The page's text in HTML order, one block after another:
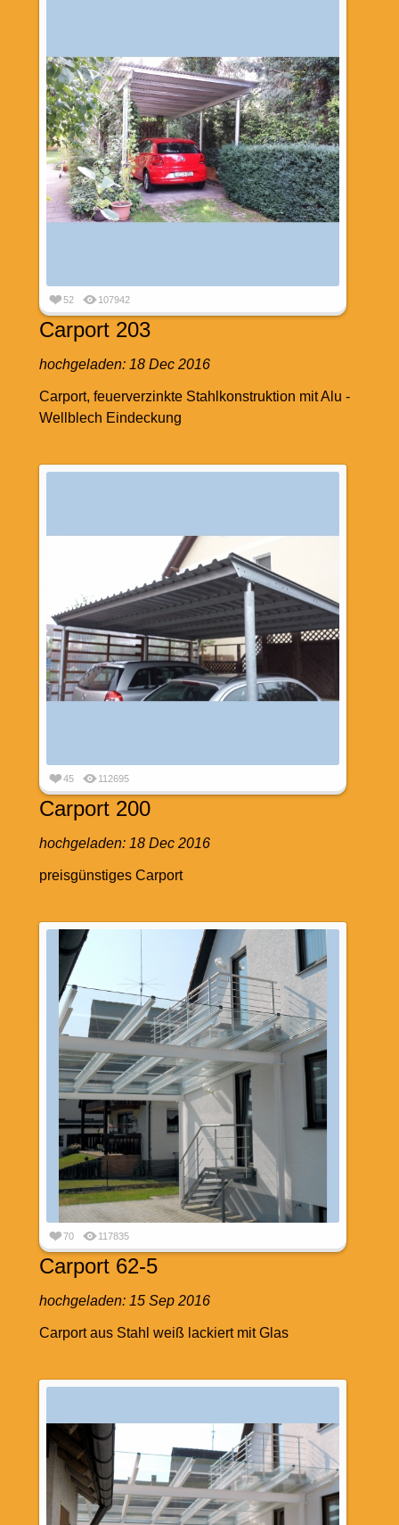
52 107942
Carport 203
hochgeladen: 18 Dec 2016
Carport, feuerverzinkte Stahlkonstruktion mit Alu -
Wellblech Eindeckung
45 112695
Carport 200
hochgeladen: 18 Dec 2016
preisgünstiges Carport
70 117835
Carport 62-5
hochgeladen: 15 Sep 2016
Carport aus Stahl weiß lackiert mit Glas